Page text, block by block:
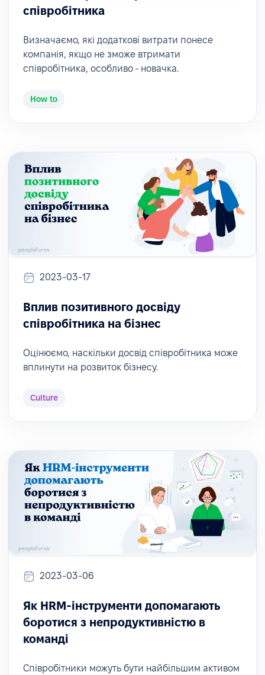
співробітника
Визначаємо, які додаткові витрати понесе
компанія, якщо не зможе втримати
співробітника, особливо - новачка.
How to
2023-03-17
Вплив позитивного досвіду
співробітника на бізнес
Оцінюємо, наскільки досвід співробітника може
вплинути на розвиток бізнесу.
Culture
2023-03-06
Як HRM-інструменти допомагають
боротися з непродуктивністю в
команді
Співробітники можуть бути найбільшим активом